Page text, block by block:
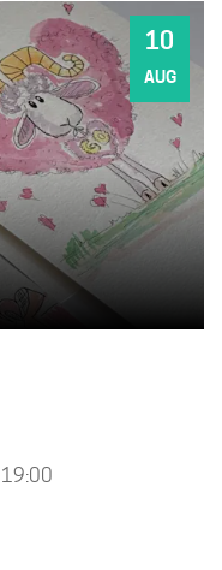
MA10
AUG
19:00